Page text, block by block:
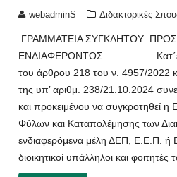
webadminS Διδακτορικές
ΓΡΑΜΜΑΤΕΙΑ ΣΥΓΚΛΗΤΟΥ
ΕΝΔΙΑΦΕΡΟΝΤΟΣ
του άρθρου 218 του ν. 4957/2022
της υπ’ αριθμ. 238/21.10.2024
και προκειμένου να συγκροτηθεί η
Φύλων και Καταπολέμησης των
ενδιαφερόμενα μέλη ΔΕΠ, Ε.Ε.Π.
διοικητικοί υπάλληλοι και φοιτητές